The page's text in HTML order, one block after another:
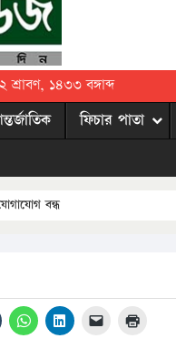
১৪৩৩ বঙ্গাব্দ
ফিচার পাতা
বন্ধ